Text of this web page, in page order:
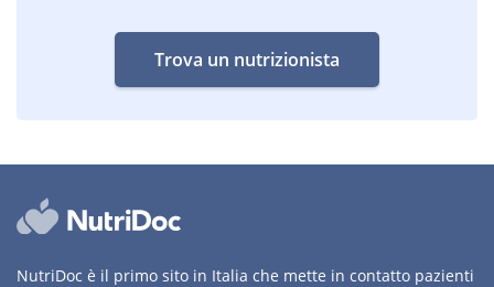
Trova un nutrizionista
NutriDoc è il primo sito in Italia che mette in contatto pazienti